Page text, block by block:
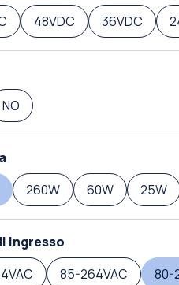
48VDC 36VDC
NO
260W 60W 25W
ingresso
85-264VAC 80-